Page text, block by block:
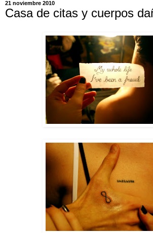
21 noviembre 2010
Casa de citas y cuerpos